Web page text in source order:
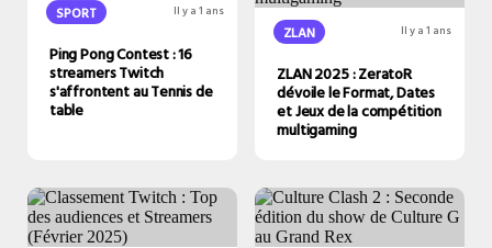
SPORT Il y a 1 ans
Ping Pong Contest : 16
streamers Twitch
s'affrontent au Tennis de
table
ZLAN Il y a 1 ans
ZLAN 2025 : ZeratoR
dévoile le Format, Dates
et Jeux de la compétition
multigaming